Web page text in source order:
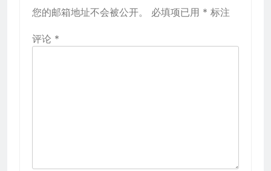
您的邮箱地址不会被公开。 必填项已用 * 标注
评论 *